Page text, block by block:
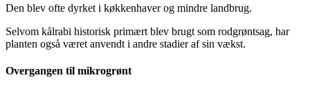
Den blev ofte dyrket i køkkenhaver og mindre landbrug.
Selvom kålrabi historisk primært blev brugt som rodgrøntsag, har
planten også været anvendt i andre stadier af sin vækst.
Overgangen til mikrogrønt